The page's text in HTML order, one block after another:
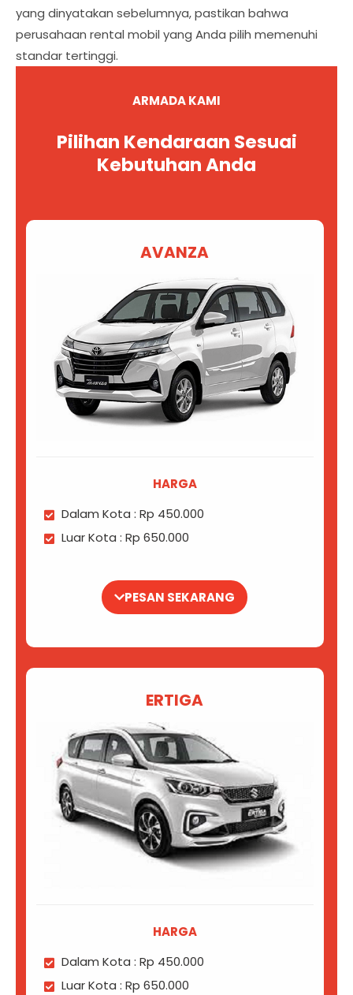
yang dinyatakan sebelumnya, pastikan bahwa
perusahaan rental mobil yang Anda pilih memenuhi
standar tertinggi.
ARMADA KAMI
Pilihan Kendaraan Sesuai
Kebutuhan Anda
AVANZA
HARGA
Dalam Kota : Rp 450.000
Luar Kota : Rp 650.000
PESAN SEKARANG
ERTIGA
HARGA
Dalam Kota : Rp 450.000
Luar Kota : Rp 650.000